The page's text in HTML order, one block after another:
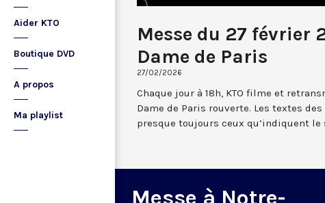
Aider KTO
Boutique DVD
A propos
Ma playlist
Messe du 27 février
Dame de Paris
27/02/2026
Chaque jour à 18h, KTO filme et
Dame de Paris rouverte. Les textes
presque toujours ceux qu’indiquent le
Messe à Notre-